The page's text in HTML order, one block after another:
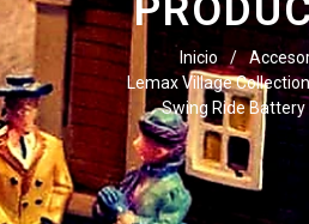
Inicio /
Lemax Village
Swing Ride